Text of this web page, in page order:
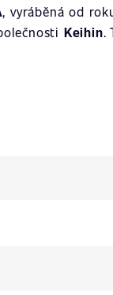
, vyráběná od
Keihin.